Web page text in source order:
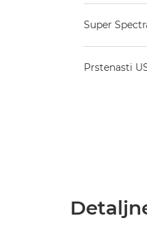
Super
Prstenasti